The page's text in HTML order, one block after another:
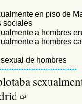
en piso de
sociales
a hombres
a hombres
de hombres